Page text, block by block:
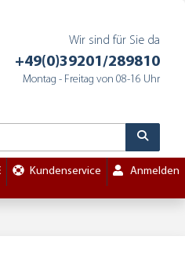
Wir sind für Sie da
+49(0)39201/289810
Montag - Freitag von 08-16 Uhr
Kundenservice Anmelden